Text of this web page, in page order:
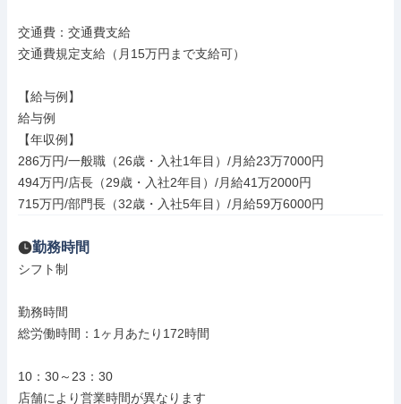
交通費：交通費支給
交通費規定支給（月15万円まで支給可）
【給与例】
給与例
【年収例】
286万円/一般職（26歳・入社1年目）/月給23万7000円
494万円/店長（29歳・入社2年目）/月給41万2000円
715万円/部門長（32歳・入社5年目）/月給59万6000円
勤務時間
シフト制
勤務時間
総労働時間：1ヶ月あたり172時間
10：30～23：30
店舗により営業時間が異なります